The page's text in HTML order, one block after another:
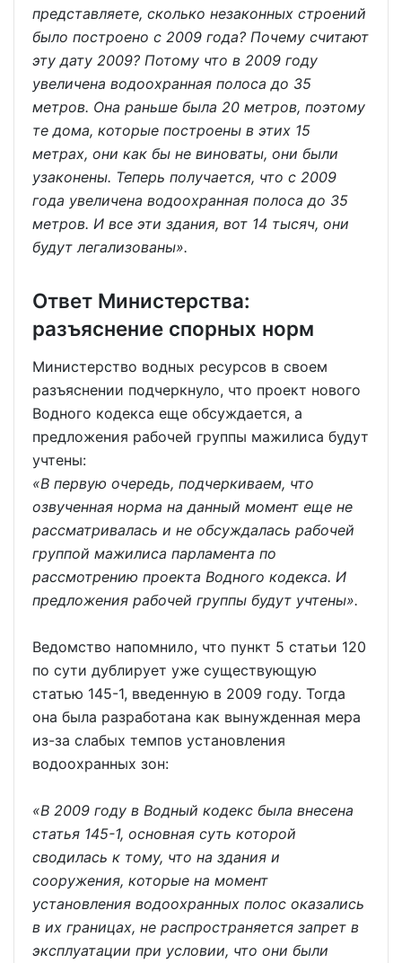
представляете, сколько незаконных строений
было построено с 2009 года? Почему считают
эту дату 2009? Потому что в 2009 году
увеличена водоохранная полоса до 35
метров. Она раньше была 20 метров, поэтому
те дома, которые построены в этих 15
метрах, они как бы не виноваты, они были
узаконены. Теперь получается, что с 2009
года увеличена водоохранная полоса до 35
метров. И все эти здания, вот 14 тысяч, они
будут легализованы».
Ответ Министерства:
разъяснение спорных норм
Министерство водных ресурсов в своем
разъяснении подчеркнуло, что проект нового
Водного кодекса еще обсуждается, а
предложения рабочей группы мажилиса будут
учтены:
«В первую очередь, подчеркиваем, что
озвученная норма на данный момент еще не
рассматривалась и не обсуждалась рабочей
группой мажилиса парламента по
рассмотрению проекта Водного кодекса. И
предложения рабочей группы будут учтены».
Ведомство напомнило, что пункт 5 статьи 120
по сути дублирует уже существующую
статью 145-1, введенную в 2009 году. Тогда
она была разработана как вынужденная мера
из-за слабых темпов установления
водоохранных зон:
«В 2009 году в Водный кодекс была внесена
статья 145-1, основная суть которой
сводилась к тому, что на здания и
сооружения, которые на момент
установления водоохранных полос оказались
в их границах, не распространяется запрет в
эксплуатации при условии, что они были